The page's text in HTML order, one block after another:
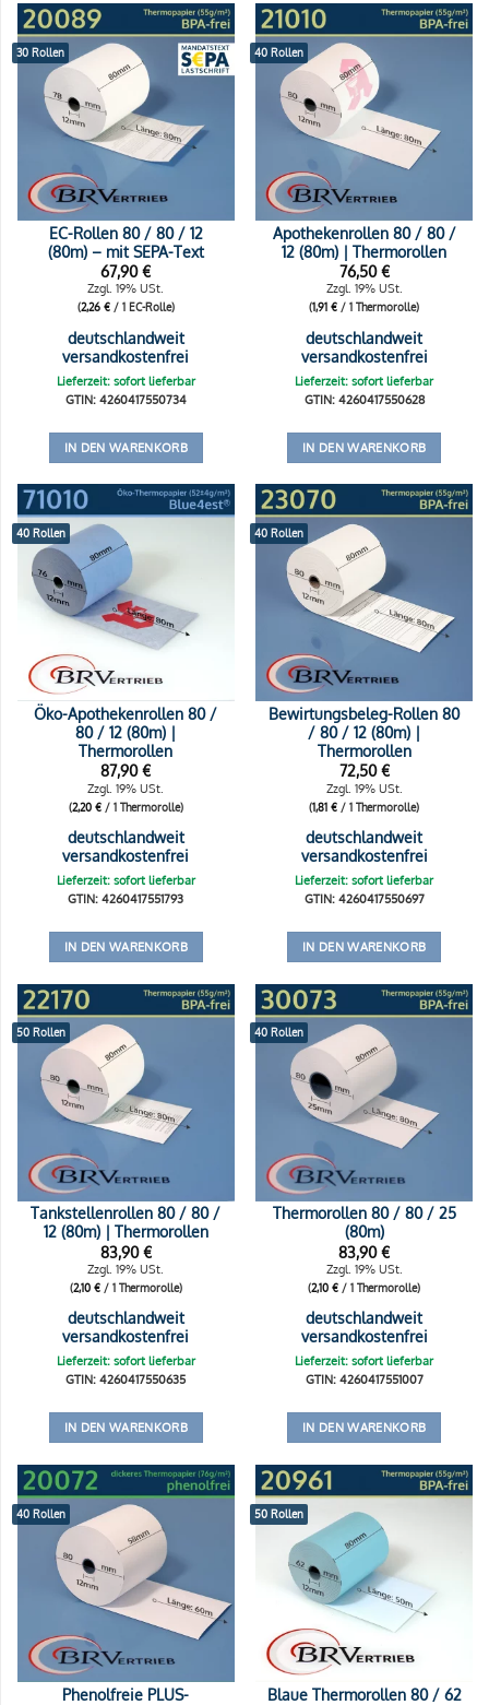
30 Rollen
EC-Rollen 80 / 80 / 12
(80m) – mit SEPA-Text
67,90€
Zzgl. 19% USt.
(2,26 €/ 1 EC-Rolle)
deutschlandweit
versandkostenfrei
Lieferzeit: sofort lieferbar
GTIN: 4260417550734
IN DEN WARENKORB
40 Rollen
Apothekenrollen 80 / 80 /
12 (80m) | Thermorollen
76,50€
Zzgl. 19% USt.
(1,91€ / 1 Thermorolle)
deutschlandweit
versandkostenfrei
Lieferzeit: sofort lieferbar
GTIN: 4260417550628
IN DEN WARENKORB
40 Rollen
Öko-Apothekenrollen 80 /
80 / 12 (80m) |
Thermorollen
87,90€
Zzgl. 19% USt.
(2,20 €/ 1 Thermorolle)
deutschlandweit
versandkostenfrei
Lieferzeit: sofort lieferbar
GTIN: 4260417551793
IN DEN WARENKORB
40 Rollen
Bewirtungsbeleg-Rollen 80
/ 80 / 12 (80m) |
Thermorollen
72,50€
Zzgl. 19% USt.
(1,81€ / 1 Thermorolle)
deutschlandweit
versandkostenfrei
Lieferzeit: sofort lieferbar
GTIN: 4260417550697
IN DEN WARENKORB
50 Rollen
Tankstellenrollen 80 / 80 /
12 (80m) | Thermorollen
83,90€
Zzgl. 19% USt.
(2,10 €/ 1 Thermorolle)
deutschlandweit
versandkostenfrei
Lieferzeit: sofort lieferbar
GTIN: 4260417550635
IN DEN WARENKORB
40 Rollen
Thermorollen 80 / 80 / 25
(80m)
83,90€
Zzgl. 19% USt.
(2,10€ / 1 Thermorolle)
deutschlandweit
versandkostenfrei
Lieferzeit: sofort lieferbar
GTIN: 4260417551007
IN DEN WARENKORB
40 Rollen
Phenolfreie PLUS-
50 Rollen
Blaue Thermorollen 80 / 62